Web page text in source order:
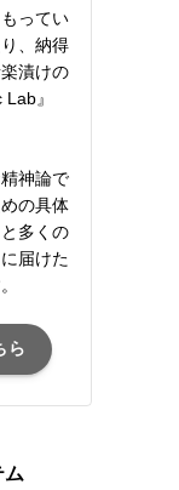
ってい
、納得
漬けの
』
神論で
の具体
多くの
届けた
ら
ム